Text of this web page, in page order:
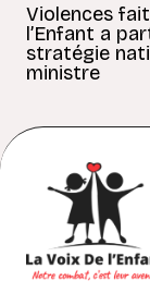
Violences
l’Enfant a
stratégie
ministre